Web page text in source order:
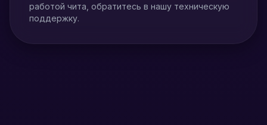
работой чита, обратитесь в нашу техническую
поддержку.